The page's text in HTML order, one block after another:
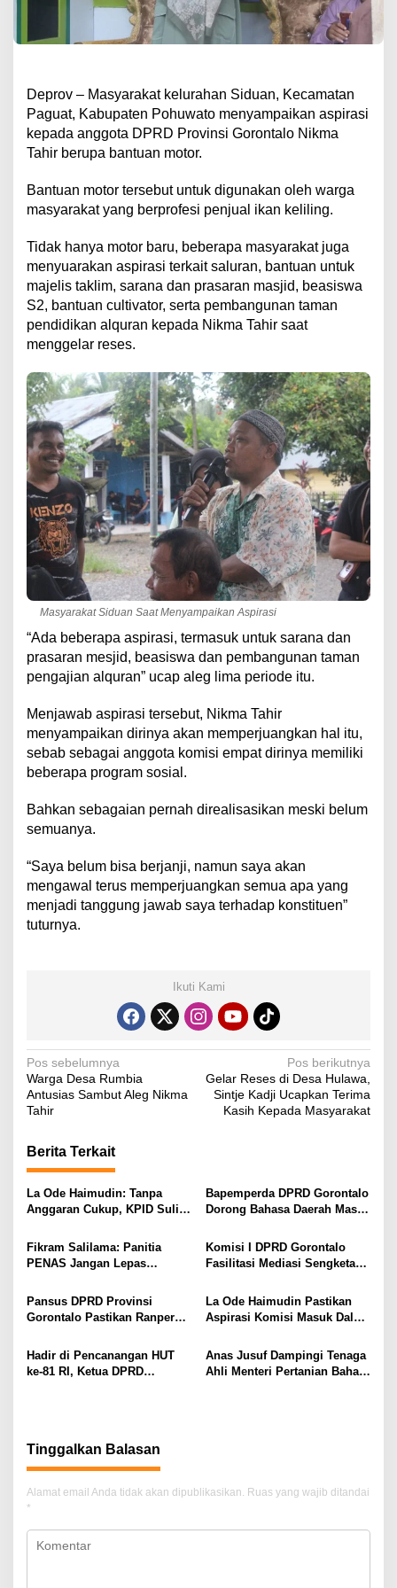
Deprov – Masyarakat kelurahan Siduan, Kecamatan
Paguat, Kabupaten Pohuwato menyampaikan aspirasi
kepada anggota DPRD Provinsi Gorontalo Nikma
Tahir berupa bantuan motor.
Bantuan motor tersebut untuk digunakan oleh warga
masyarakat yang berprofesi penjual ikan keliling.
Tidak hanya motor baru, beberapa masyarakat juga
menyuarakan aspirasi terkait saluran, bantuan untuk
majelis taklim, sarana dan prasaran masjid, beasiswa
S2, bantuan cultivator, serta pembangunan taman
pendidikan alquran kepada Nikma Tahir saat
menggelar reses.
Masyarakat Siduan Saat Menyampaikan Aspirasi
“Ada beberapa aspirasi, termasuk untuk sarana dan
prasaran mesjid, beasiswa dan pembangunan taman
pengajian alquran” ucap aleg lima periode itu.
Menjawab aspirasi tersebut, Nikma Tahir
menyampaikan dirinya akan memperjuangkan hal itu,
sebab sebagai anggota komisi empat dirinya memiliki
beberapa program sosial.
Bahkan sebagaian pernah direalisasikan meski belum
semuanya.
“Saya belum bisa berjanji, namun saya akan
mengawal terus memperjuangkan semua apa yang
menjadi tanggung jawab saya terhadap konstituen”
tuturnya.
Ikuti Kami
N
a
v
i
g
a
s
i
p
o
s
Pos sebelumnya
Warga Desa Rumbia
Antusias Sambut Aleg Nikma
Tahir
Pos berikutnya
Gelar Reses di Desa Hulawa,
Sintje Kadji Ucapkan Terima
Kasih Kepada Masyarakat
Berita Terkait
La Ode Haimudin: Tanpa
Anggaran Cukup, KPID Sulit
Bapemperda DPRD Gorontalo
Dorong Bahasa Daerah Masuk
Fikram Salilama: Panitia
PENAS Jangan Lepas
Pansus
Komisi I DPRD Gorontalo
Fasilitasi Mediasi Sengketa
Pansus DPRD Provinsi
Gorontalo Pastikan Ranperda
Masyarakat Kecil
La Ode Haimudin Pastikan
Aspirasi Komisi Masuk Dalam
Perubahan
Hadir di Pencanangan HUT
ke-81 RI, Ketua DPRD
Anas Jusuf Dampingi Tenaga
Ahli Menteri Pertanian Bahas
Tinggalkan Balasan
Alamat email Anda tidak akan dipublikasikan. Ruas yang wajib ditandai
*